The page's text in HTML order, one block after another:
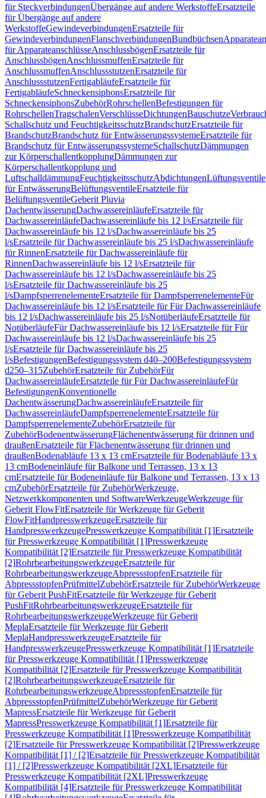
für SteckverbindungenÜbergänge auf andere WerkstoffeErsatzteile
für Übergänge auf andere
WerkstoffeGewindeverbindungenErsatzteile für
GewindeverbindungenFlanschverbindungenBundbüchsen
für ApparateanschlüsseAnschlussbögenErsatzteile für
AnschlussbögenAnschlussmuffenErsatzteile für
AnschlussmuffenAnschlussstutzenErsatzteile für
AnschlussstutzenFertigabläufeErsatzteile für
FertigabläufeSchneckensiphonsErsatzteile für
SchneckensiphonsZubehörRohrschellenBefestigungen für
RohrschellenTragschalenVerschlüsseDichtungenBauschutze
Schallschutz und FeuchtigkeitsschutzBrandschutzErsatzteile für
BrandschutzBrandschutz für EntwässerungssystemeErsatzteile für
Brandschutz für EntwässerungssystemeSchallschutzDämmungen
zur KörperschallentkopplungDämmungen zur
Körperschallentkopplung und
LuftschalldämmungFeuchtigkeitsschutzAbdichtungenLüftungsventile
für EntwässerungBelüftungsventileErsatzteile für
BelüftungsventileGeberit Pluvia
DachentwässerungDachwassereinläufeErsatzteile für
DachwassereinläufeDachwassereinläufe bis 12 l/sErsatzteile für
Dachwassereinläufe bis 12 l/sDachwassereinläufe bis 25
l/sErsatzteile für Dachwassereinläufe bis 25 l/sDachwassereinläufe
für RinnenErsatzteile für Dachwassereinläufe für
RinnenDachwassereinläufe bis 12 l/sErsatzteile für
Dachwassereinläufe bis 12 l/sDachwassereinläufe bis 25
l/sErsatzteile für Dachwassereinläufe bis 25
l/sDampfsperrenelementeErsatzteile für DampfsperrenelementeFür
Dachwassereinläufe bis 12 l/sErsatzteile für Für Dachwassereinläufe
bis 12 l/sDachwassereinläufe bis 25 l/sNotüberläufeErsatzteile für
NotüberläufeFür Dachwassereinläufe bis 12 l/sErsatzteile für Für
Dachwassereinläufe bis 12 l/sDachwassereinläufe bis 25
l/sErsatzteile für Dachwassereinläufe bis 25
l/sBefestigungenBefestigungssystem d40–200Befestigungssystem
d250–315ZubehörErsatzteile für ZubehörFür
DachwassereinläufeErsatzteile für Für DachwassereinläufeFür
BefestigungenKonventionelle
DachentwässerungDachwassereinläufeErsatzteile für
DachwassereinläufeDampfsperrenelementeErsatzteile für
DampfsperrenelementeZubehörErsatzteile für
ZubehörBodenentwässerungFlächenentwässerung für drinnen und
draußenErsatzteile für Flächenentwässerung für drinnen und
draußenBodenabläufe 13 x 13 cmErsatzteile für Bodenabläufe 13 x
13 cmBodeneinläufe für Balkone und Terrassen, 13 x 13
cmErsatzteile für Bodeneinläufe für Balkone und Terrassen, 13 x 13
cmZubehörErsatzteile für ZubehörWerkzeuge,
Netzwerkkomponenten und SoftwareWerkzeugeWerkzeuge für
Geberit FlowFitErsatzteile für Werkzeuge für Geberit
FlowFitHandpresswerkzeugeErsatzteile für
HandpresswerkzeugePresswerkzeuge Kompatibilität [1]Ersatzteile
für Presswerkzeuge Kompatibilität [1]Presswerkzeuge
Kompatibilität [2]Ersatzteile für Presswerkzeuge Kompatibilität
[2]RohrbearbeitungswerkzeugeErsatzteile für
RohrbearbeitungswerkzeugeAbpressstopfenErsatzteile für
AbpressstopfenPrüfmittelZubehörErsatzteile für ZubehörWerkzeuge
für Geberit PushFitErsatzteile für Werkzeuge für Geberit
PushFitRohrbearbeitungswerkzeugeErsatzteile für
RohrbearbeitungswerkzeugeWerkzeuge für Geberit
MeplaErsatzteile für Werkzeuge für Geberit
MeplaHandpresswerkzeugeErsatzteile für
HandpresswerkzeugePresswerkzeuge Kompatibilität [1]Ersatzteile
für Presswerkzeuge Kompatibilität [1]Presswerkzeuge
Kompatibilität [2]Ersatzteile für Presswerkzeuge Kompatibilität
[2]RohrbearbeitungswerkzeugeErsatzteile für
RohrbearbeitungswerkzeugeAbpressstopfenErsatzteile für
AbpressstopfenPrüfmittelZubehörWerkzeuge für Geberit
MapressErsatzteile für Werkzeuge für Geberit
MapressPresswerkzeuge Kompatibilität [1]Ersatzteile für
Presswerkzeuge Kompatibilität [1]Presswerkzeuge Kompatibilität
[2]Ersatzteile für Presswerkzeuge Kompatibilität [2]Presswerkzeuge
Kompatibilität [1] / [2]Ersatzteile für Presswerkzeuge Kompatibilität
[1] / [2]Presswerkzeuge Kompatibilität [2XL]Ersatzteile für
Presswerkzeuge Kompatibilität [2XL]Presswerkzeuge
Kompatibilität [4]Ersatzteile für Presswerkzeuge Kompatibilität